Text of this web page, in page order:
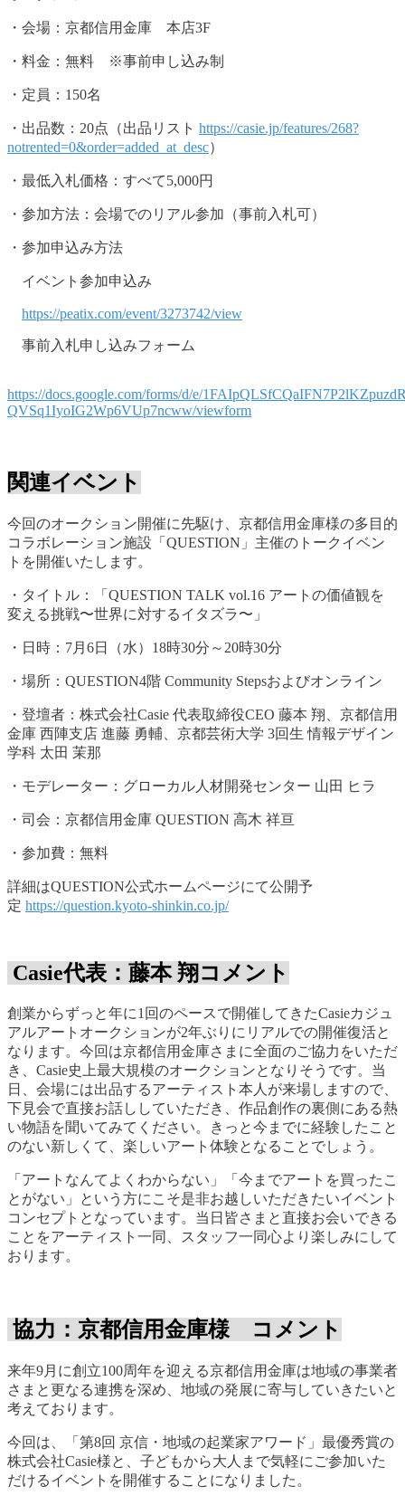
・会場：京都信用金庫 本店3F
・料金：無料 ※事前申し込み制
・定員：150名
・出品数：20点（出品リスト https://casie.jp/features/268?
notrented=0&order=added_at_desc）
・最低入札価格：すべて5,000円
・参加方法：会場でのリアル参加（事前入札可）
・参加申込み方法
イベント参加申込み
https://peatix.com/event/3273742/view
事前入札申し込みフォーム
https://docs.google.com/forms/d/e/
QVSq1IyoIG2Wp6VUp7ncww/viewform
関連イベント
今回のオークション開催に先駆け、京都信用金庫様の多目的
コラボレーション施設「QUESTION」主催のトークイベン
トを開催いたします。
・タイトル：「QUESTION TALK vol.16 アートの価値観を
変える挑戦〜世界に対するイタズラ〜」
・日時：7月6日（水）18時30分～20時30分
・場所：QUESTION4階 Community Stepsおよびオンライン
・登壇者：株式会社Casie 代表取締役CEO 藤本 翔、京都信用
金庫 西陣支店 進藤 勇輔、京都芸術大学 3回生 情報デザイン
学科 太田 茉那
・モデレーター：グローカル人材開発センター 山田 ヒラ
・司会：京都信用金庫 QUESTION 高木 祥亘
・参加費：無料
詳細はQUESTION公式ホームページにて公開予
定 https://question.kyoto-shinkin.co.jp/
Casie代表：藤本 翔コメント
創業からずっと年に1回のペースで開催してきたCasieカジュ
アルアートオークションが2年ぶりにリアルでの開催復活と
なります。今回は京都信用金庫さまに全面のご協力をいただ
き、Casie史上最大規模のオークションとなりそうです。当
日、会場には出品するアーティスト本人が来場しますので、
下見会で直接お話ししていただき、作品創作の裏側にある熱
い物語を聞いてみてください。きっと今までに経験したこと
のない新しくて、楽しいアート体験となることでしょう。
「アートなんてよくわからない」「今までアートを買ったこ
とがない」という方にこそ是非お越しいただきたいイベント
コンセプトとなっています。当日皆さまと直接お会いできる
ことをアーティスト一同、スタッフ一同心より楽しみにして
おります。
協力：京都信用金庫様 コメント
来年9月に創立100周年を迎える京都信用金庫は地域の事業者
さまと更なる連携を深め、地域の発展に寄与していきたいと
考えております。
今回は、「第8回 京信・地域の起業家アワード」最優秀賞の
株式会社Casie様と、子どもから大人まで気軽にご参加いた
だけるイベントを開催することになりました。